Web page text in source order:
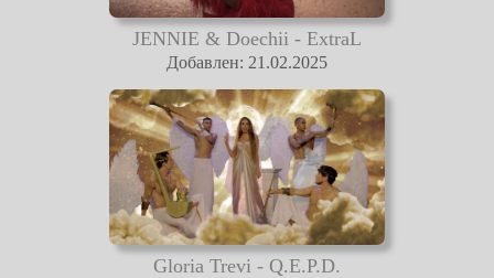
JENNIE & Doechii - ExtraL
Добавлен: 21.02.2025
Gloria Trevi - Q.E.P.D.